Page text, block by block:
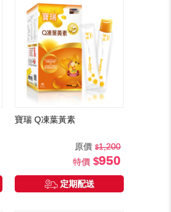
寶瑞 Q凍葉黃素
原價
1,200
特價
950
定期配送